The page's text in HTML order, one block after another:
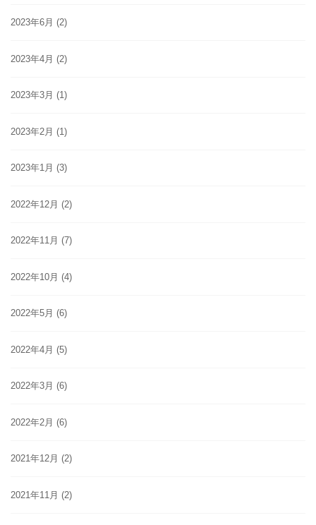
2023年6月 (2)
2023年4月 (2)
2023年3月 (1)
2023年2月 (1)
2023年1月 (3)
2022年12月 (2)
2022年11月 (7)
2022年10月 (4)
2022年5月 (6)
2022年4月 (5)
2022年3月 (6)
2022年2月 (6)
2021年12月 (2)
2021年11月 (2)